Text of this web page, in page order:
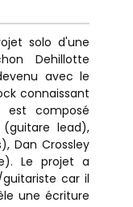
solo d'une
Dehillotte
avec le
connaissant
composé
(guitare lead),
Dan Crossley
Le projet a
car il
une écriture